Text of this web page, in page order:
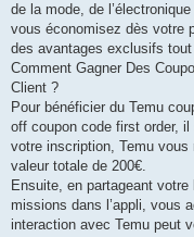
de la mode, de
vous économisez dès votre
des avantages exclusifs
Comment Gagner Des
Client ?
Pour bénéficier du Temu
off coupon code first order,
votre inscription, Temu vous
valeur totale de 200€.
Ensuite, en partageant
missions dans l’appli, vous
interaction avec Temu peut